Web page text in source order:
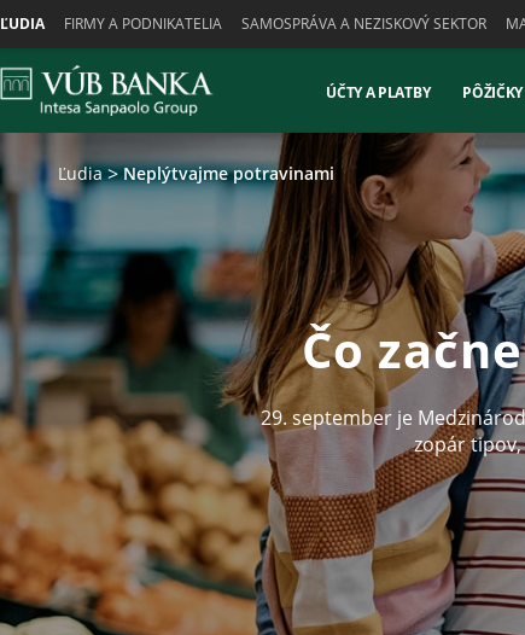
ĽUDIA FIRMY A PODNIKATELIA SAMOSPRÁVA A NEZISKOVÝ SEKTOR
ÚČTY A PLATBY
Ľudia Neplýtvajme potravinami
Čo
29. september je
zopár